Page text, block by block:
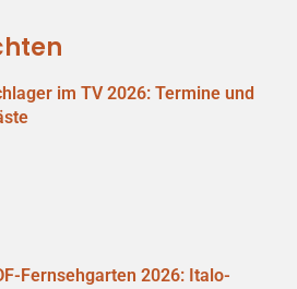
im TV 2026: Termine und
Fernsehgarten 2026: Italo-